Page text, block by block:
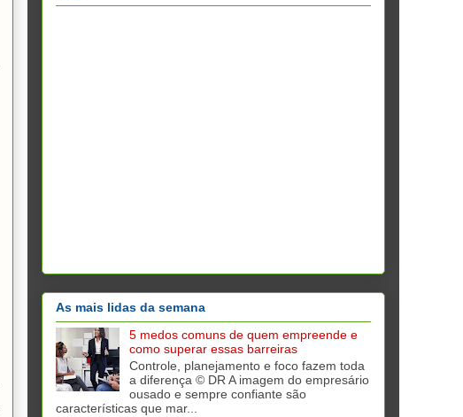
As mais lidas da semana
5 medos comuns de quem empreende e
como superar essas barreiras
Controle, planejamento e foco fazem toda
a diferença © DR A imagem do empresário
ousado e sempre confiante são
características que mar...